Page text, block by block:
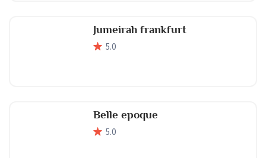
Jumeirah frankfurt
5.0
Belle epoque
5.0